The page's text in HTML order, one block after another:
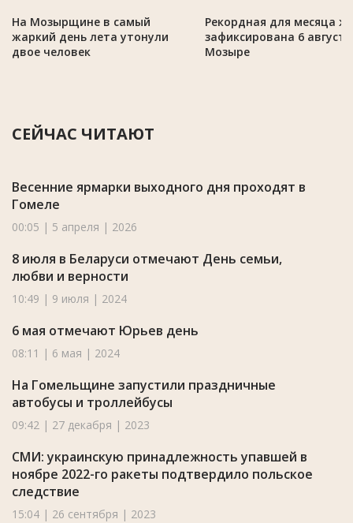
На Мозырщине в самый
жаркий день лета утонули
двое человек
Рекордная для месяца
зафиксирована 6
Мозыре
СЕЙЧАС ЧИТАЮТ
Весенние ярмарки выходного дня проходят в
Гомеле
00:05 | 5 апреля | 2026
8 июля в Беларуси отмечают День семьи,
любви и верности
10:49 | 9 июля | 2024
6 мая отмечают Юрьев день
08:11 | 6 мая | 2024
На Гомельщине запустили праздничные
автобусы и троллейбусы
09:42 | 27 декабря | 2023
СМИ: украинскую принадлежность упавшей в
ноябре 2022-го ракеты подтвердило польское
следствие
15:04 | 26 сентября | 2023